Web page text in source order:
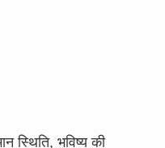
स्थिति, भविष्य की